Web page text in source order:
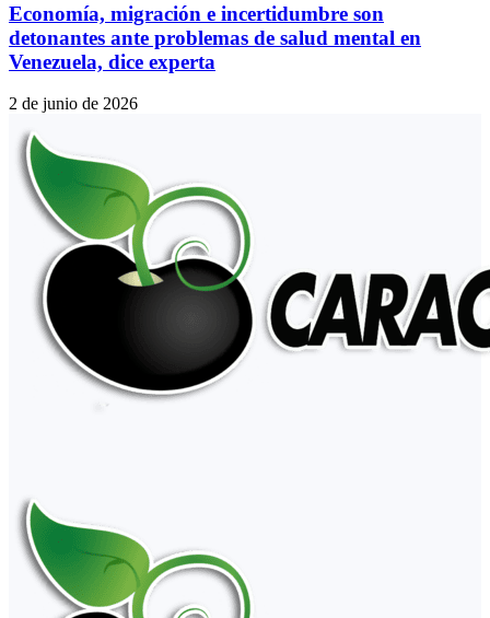
Economía, migración e incertidumbre son
detonantes ante problemas de salud mental en
Venezuela, dice experta
2 de junio de 2026